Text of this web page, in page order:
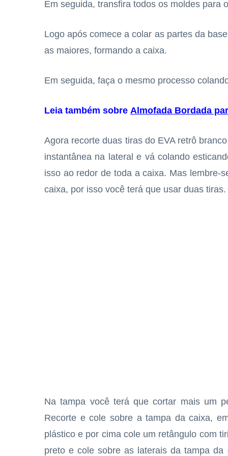
Em seguida, transfira todos os moldes para
Logo após comece a colar as partes da
as maiores, formando a caixa.
Em seguida, faça o mesmo processo
Leia também sobre Almofada Bordada
Agora recorte duas tiras do EVA retrô
instantânea na lateral e vá colando
isso ao redor de toda a caixa. Mas lembre-
caixa, por isso você terá que usar duas tiras.
Na tampa você terá que cortar mais um
Recorte e cole sobre a tampa da caixa,
plástico e por cima cole um retângulo com
preto e cole sobre as laterais da tampa